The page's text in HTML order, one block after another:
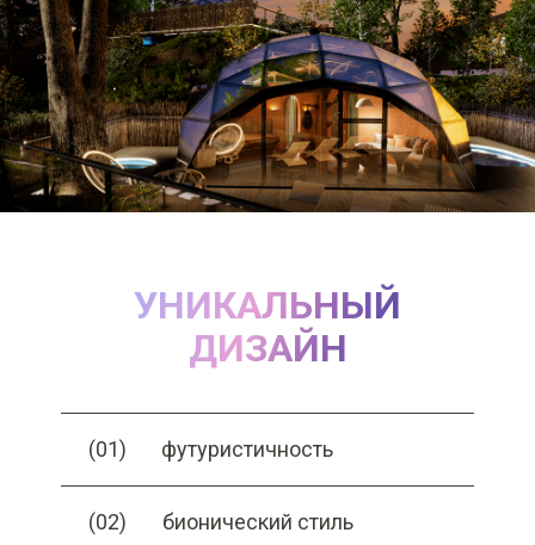
УНИКАЛЬНЫЙ
ДИЗАЙН
(02) бионический стиль
(01) футуристичность